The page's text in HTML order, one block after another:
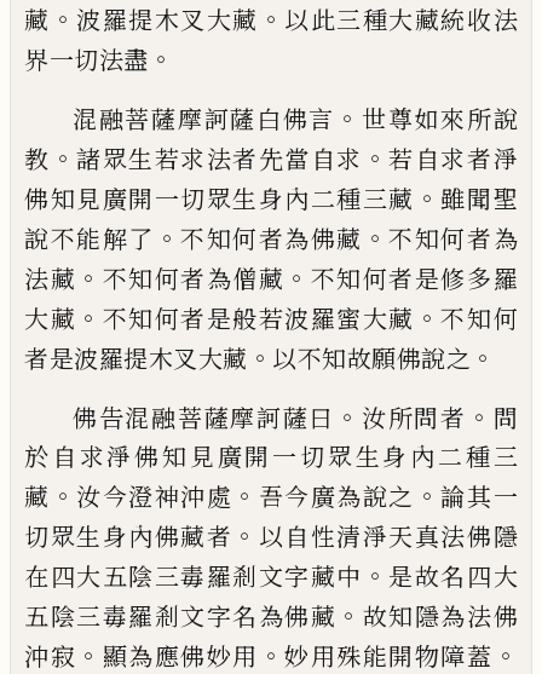
藏 。 波羅提木叉大藏 。 以此三種大藏統收法
界一切法盡 。
混融菩薩摩訶薩白佛言 。 世尊如來所說
教 。諸眾生若求法者先當自求 。若自求者淨
佛知見廣開一切眾生身內二種三藏 。雖聞聖
說不能解了 。不知何者為佛藏 。不知何者為
法藏 。 不知何者為僧藏 。 不知何者是修多羅
大藏 。 不知何者是般若波羅蜜大藏 。不知何
者是波羅提木叉大藏 。 以不知故願佛說之 。
佛告混融菩薩摩訶薩曰 。 汝所問者 。 問
於自 求淨佛知見廣開一切眾生身內二種三
藏 。 汝今澄神沖處 。 吾今廣為說之 。論其一
切眾生身內佛藏者 。 以自性清淨天真法佛隱
在四大五陰三毒羅剎文字藏中 。 是故名四大
五陰三毒羅剎文字名為佛藏 。 故知隱為法佛
沖寂 。 顯為應佛妙用 。妙用殊能開物障蓋 。